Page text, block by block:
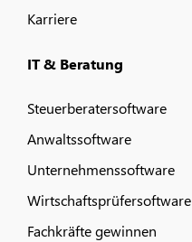
Karriere
IT & Beratung
Steuerberatersoftware
Anwaltssoftware
Unternehmenssoftware
Wirtschaftsprüfersoftware
Fachkräfte gewinnen